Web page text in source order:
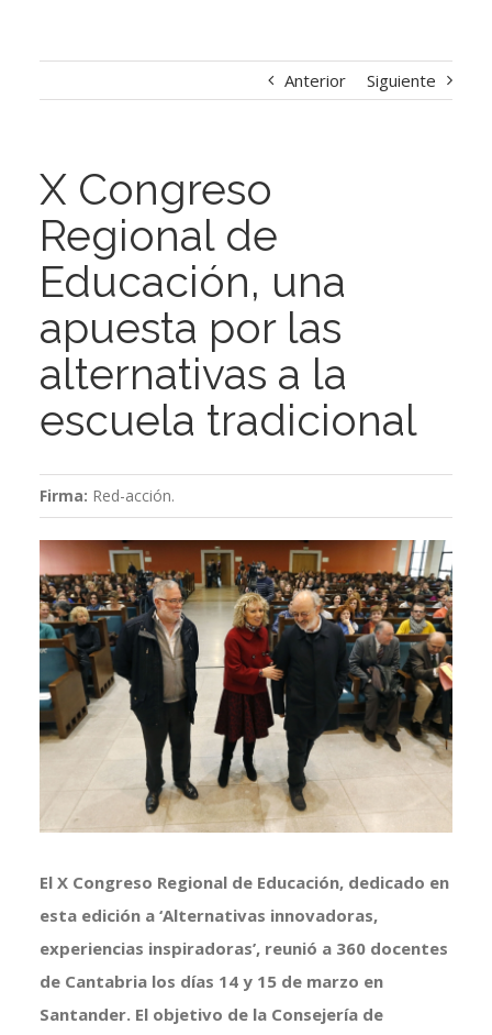
Anterior Siguiente
X Congreso
Regional de
Educación, una
apuesta por las
alternativas a la
escuela tradicional
Firma: Red-acción.
Ver
imagen
más
grande
El X Congreso Regional de Educación, dedicado en
esta edición a ‘Alternativas innovadoras,
experiencias inspiradoras’, reunió a 360 docentes
de Cantabria los días 14 y 15 de marzo en
Santander. El objetivo de la Consejería de